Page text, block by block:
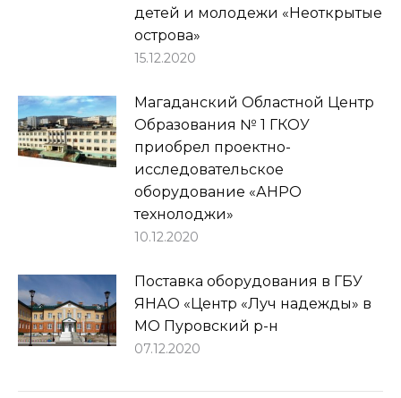
детей и молодежи «Неоткрытые
острова»
15.12.2020
Магаданский Областной Центр
Образования № 1 ГКОУ
приобрел проектно-
исследовательское
оборудование «АНРО
технолоджи»
10.12.2020
Поставка оборудования в ГБУ
ЯНАО «Центр «Луч надежды» в
МО Пуровский р-н
07.12.2020